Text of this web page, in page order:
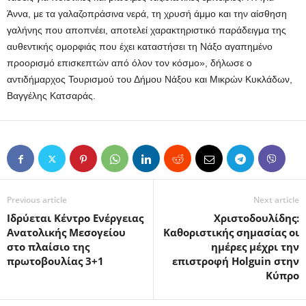
Άννα, με τα γαλαζοπράσινα νερά, τη χρυσή άμμο και την αίσθηση
γαλήνης που αποπνέει, αποτελεί χαρακτηριστικό παράδειγμα της
αυθεντικής ομορφιάς που έχει καταστήσει τη Νάξο αγαπημένο
προορισμό επισκεπτών από όλον τον κόσμο», δήλωσε ο
αντιδήμαρχος Τουρισμού του Δήμου Νάξου και Μικρών Κυκλάδων,
Βαγγέλης Κατσαράς.
Previous article
Ιδρύεται Κέντρο Ενέργειας
Ανατολικής Μεσογείου
στο πλαίσιο της
πρωτοβουλίας 3+1
Next article
Χριστοδουλίδης:
Καθοριστικής σημασίας οι
ημέρες μέχρι την
επιστροφή Holguin στην
Κύπρο